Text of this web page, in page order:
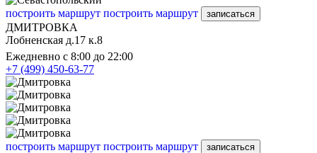
построить маршрут построить маршрут записаться
ДМИТРОВКА
Лобненская д.17 к.8
Ежедневно с 8:00 до 22:00
+7 (499) 450-63-77
построить маршрут построить маршрут записаться